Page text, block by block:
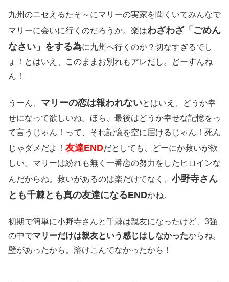
九州のニセえるたそ～にマリーの実家を聞くいてみんなで
マリーに会いに行くのだろうか。楽はわざわざ「ごめん
なさい」をする為に九州へ行くのか？切なすぎるでし
ょ！とはいえ、このままお別れもアレだし。どーすんね
ん！
うーん、 マリーの恋は報われないとはいえ、どうか幸
せになって欲しいね。ほら、最後はどうか幸せな記憶をっ
て言うじゃん！って、それ記憶を空に届けるじゃん！死ん
じゃダメだよ！ 友達ENDだとしても、どーにか救いが欲
しい。マリーは紛れも無く一番恋の努力をしたヒロインな
んだからね。救いがあるのは楽だけでなく、 小野寺さん
とも千棘とも真の友達になるENDかね。
初期で簡単に小野寺さんと千棘は親友になったけど、3強
の中でマリーだけは親友という感じはしなかったからね。
壁があったから。溶けこんでなかったから！